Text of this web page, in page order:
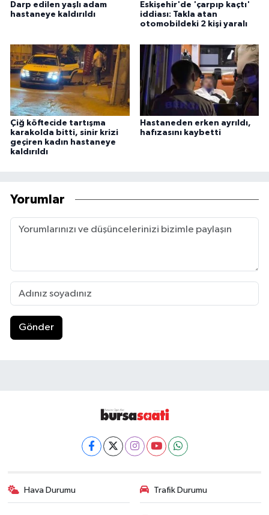
Darp edilen yaşlı adam
hastaneye kaldırıldı
Eskişehir'de 'çarpıp kaçtı'
iddiası: Takla atan
otomobildeki 2 kişi yaralı
Çiğ köftecide tartışma
karakolda bitti, sinir krizi
geçiren kadın hastaneye
kaldırıldı
Hastaneden erken ayrıldı,
hafızasını kaybetti
Yorumlar
Gönder
Hava Durumu Trafik Durumu